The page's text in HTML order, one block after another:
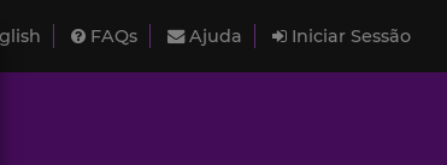
FAQs Ajuda Iniciar Sessão